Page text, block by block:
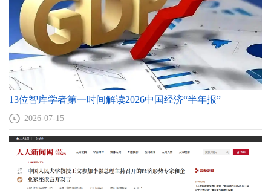
13位智库学者第一时间解读2026中国经济“半年报”
2026-07-15